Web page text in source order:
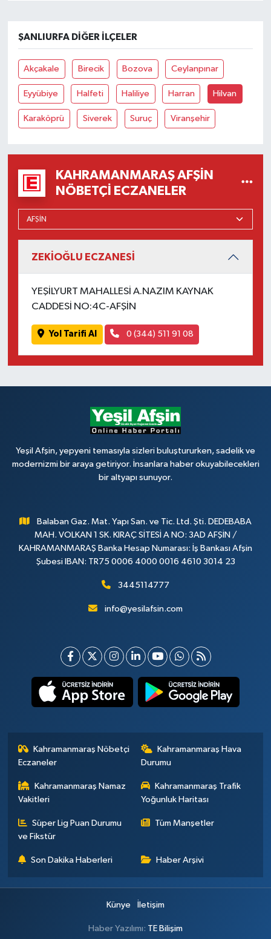
ŞANLIURFA DIĞER İLÇELER
Akçakale Birecik Bozova Ceylanpınar
Eyyübiye Halfeti Haliliye Harran Hilvan
Karaköprü Siverek Suruç Viranşehir
KAHRAMANMARAŞ AFŞIN
NÖBETÇI ECZANELER
ZEKİOĞLU ECZANESİ
YEŞİLYURT MAHALLESİ A.NAZIM KAYNAK
CADDESİ NO:4C-AFŞİN
Yol Tarifi Al 0 (344) 511 91 08
Yeşil Afşin, yepyeni temasıyla sizleri buluştururken, sadelik ve
modernizmi bir araya getiriyor. İnsanlara haber okuyabilecekleri
bir altyapı sunuyor.
Balaban Gaz. Mat. Yapı San. ve Tic. Ltd. Şti. DEDEBABA
MAH. VOLKAN 1 SK. KIRAÇ SİTESİ A NO: 3AD AFŞİN /
KAHRAMANMARAŞ Banka Hesap Numarası: İş Bankası Afşin
Şubesi IBAN: TR75 0006 4000 0016 4610 3014 23
3445114777
info@yesilafsin.com
Kahramanmaraş Nöbetçi
Eczaneler
Kahramanmaraş Hava
Durumu
Kahramanmaraş Namaz
Vakitleri
Kahramanmaraş Trafik
Yoğunluk Haritası
Süper Lig Puan Durumu
ve Fikstür
Tüm Manşetler
Son Dakika Haberleri Haber Arşivi
Künye İletişim
Haber Yazılımı: TE Bilişim